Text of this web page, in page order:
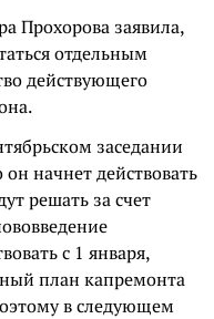
Прохорова заявила,
отдельным
действующего
заседании
начнет действовать
решать за счет
с 1 января,
план капремонта
в следующем